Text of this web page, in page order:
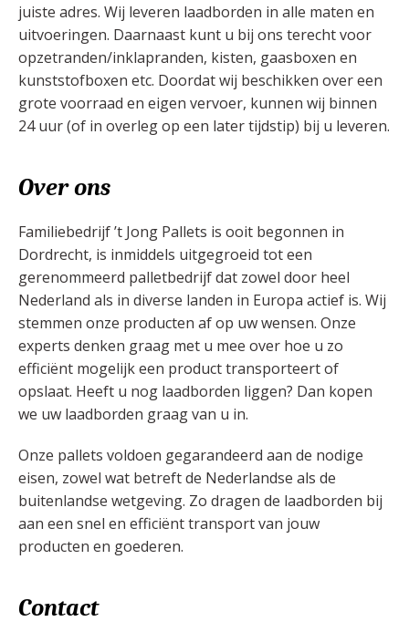
juiste adres. Wij leveren laadborden in alle maten en
uitvoeringen. Daarnaast kunt u bij ons terecht voor
opzetranden/inklapranden, kisten, gaasboxen en
kunststofboxen etc. Doordat wij beschikken over een
grote voorraad en eigen vervoer, kunnen wij binnen
24 uur (of in overleg op een later tijdstip) bij u leveren.
Over ons
Familiebedrijf ’t Jong Pallets is ooit begonnen in
Dordrecht, is inmiddels uitgegroeid tot een
gerenommeerd palletbedrijf dat zowel door heel
Nederland als in diverse landen in Europa actief is. Wij
stemmen onze producten af op uw wensen. Onze
experts denken graag met u mee over hoe u zo
efficiënt mogelijk een product transporteert of
opslaat. Heeft u nog laadborden liggen? Dan kopen
we uw laadborden graag van u in.
Onze pallets voldoen gegarandeerd aan de nodige
eisen, zowel wat betreft de Nederlandse als de
buitenlandse wetgeving. Zo dragen de laadborden bij
aan een snel en efficiënt transport van jouw
producten en goederen.
Contact